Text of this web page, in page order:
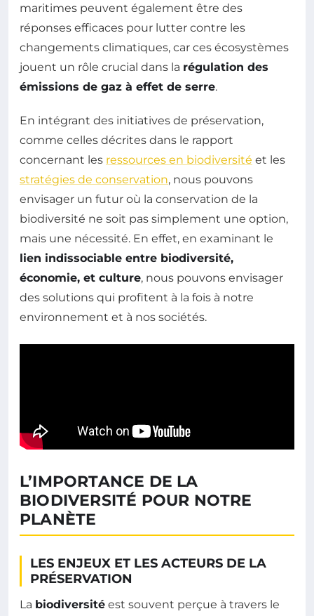
maritimes peuvent également être des
réponses efficaces pour lutter contre les
changements climatiques, car ces écosystèmes
jouent un rôle crucial dans la régulation des
émissions de gaz à effet de serre.
En intégrant des initiatives de préservation,
comme celles décrites dans le rapport
concernant les ressources en biodiversité et les
stratégies de conservation, nous pouvons
envisager un futur où la conservation de la
biodiversité ne soit pas simplement une option,
mais une nécessité. En effet, en examinant le
lien indissociable entre biodiversité,
économie, et culture, nous pouvons envisager
des solutions qui profitent à la fois à notre
environnement et à nos sociétés.
L’IMPORTANCE DE LA
BIODIVERSITÉ POUR NOTRE
PLANÈTE
LES ENJEUX ET LES ACTEURS DE LA
PRÉSERVATION
La biodiversité est souvent perçue à travers le